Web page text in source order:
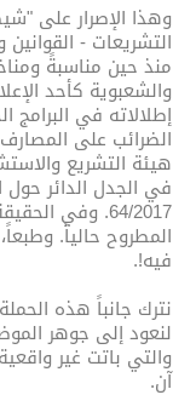
وهذا الإصرار على
التشريعات - القوانين
منذ حين مناسبةً
والشعبوية كأحد
إطلالاته في
الضرائب على
هيئة التشريع
في الجدل الدائر حول
64/2017. وفي
المطروح حالياً.
فيه!.
نترك جانباً هذه
لنعود إلى جوهر
والتي باتت غير
آن.